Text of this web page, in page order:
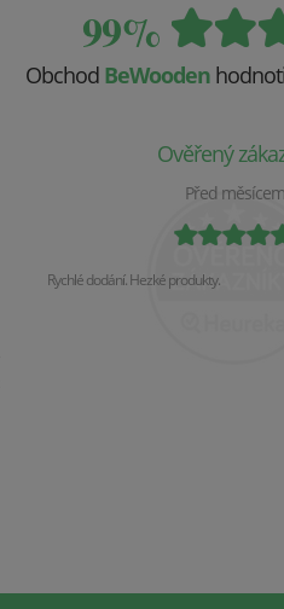
99%
Obchod BeWooden
Ověřený
Před měsícem
Rychlé dodání. Hezké produkty.